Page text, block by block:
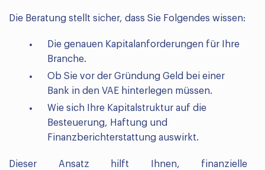
Die Beratung stellt sicher, dass Sie Folgendes wissen:
Die genauen Kapitalanforderungen für Ihre
Branche.
Ob Sie vor der Gründung Geld bei einer
Bank in den VAE hinterlegen müssen.
Wie sich Ihre Kapitalstruktur auf die
Besteuerung, Haftung und
Finanzberichterstattung auswirkt.
Dieser Ansatz hilft Ihnen, finanzielle